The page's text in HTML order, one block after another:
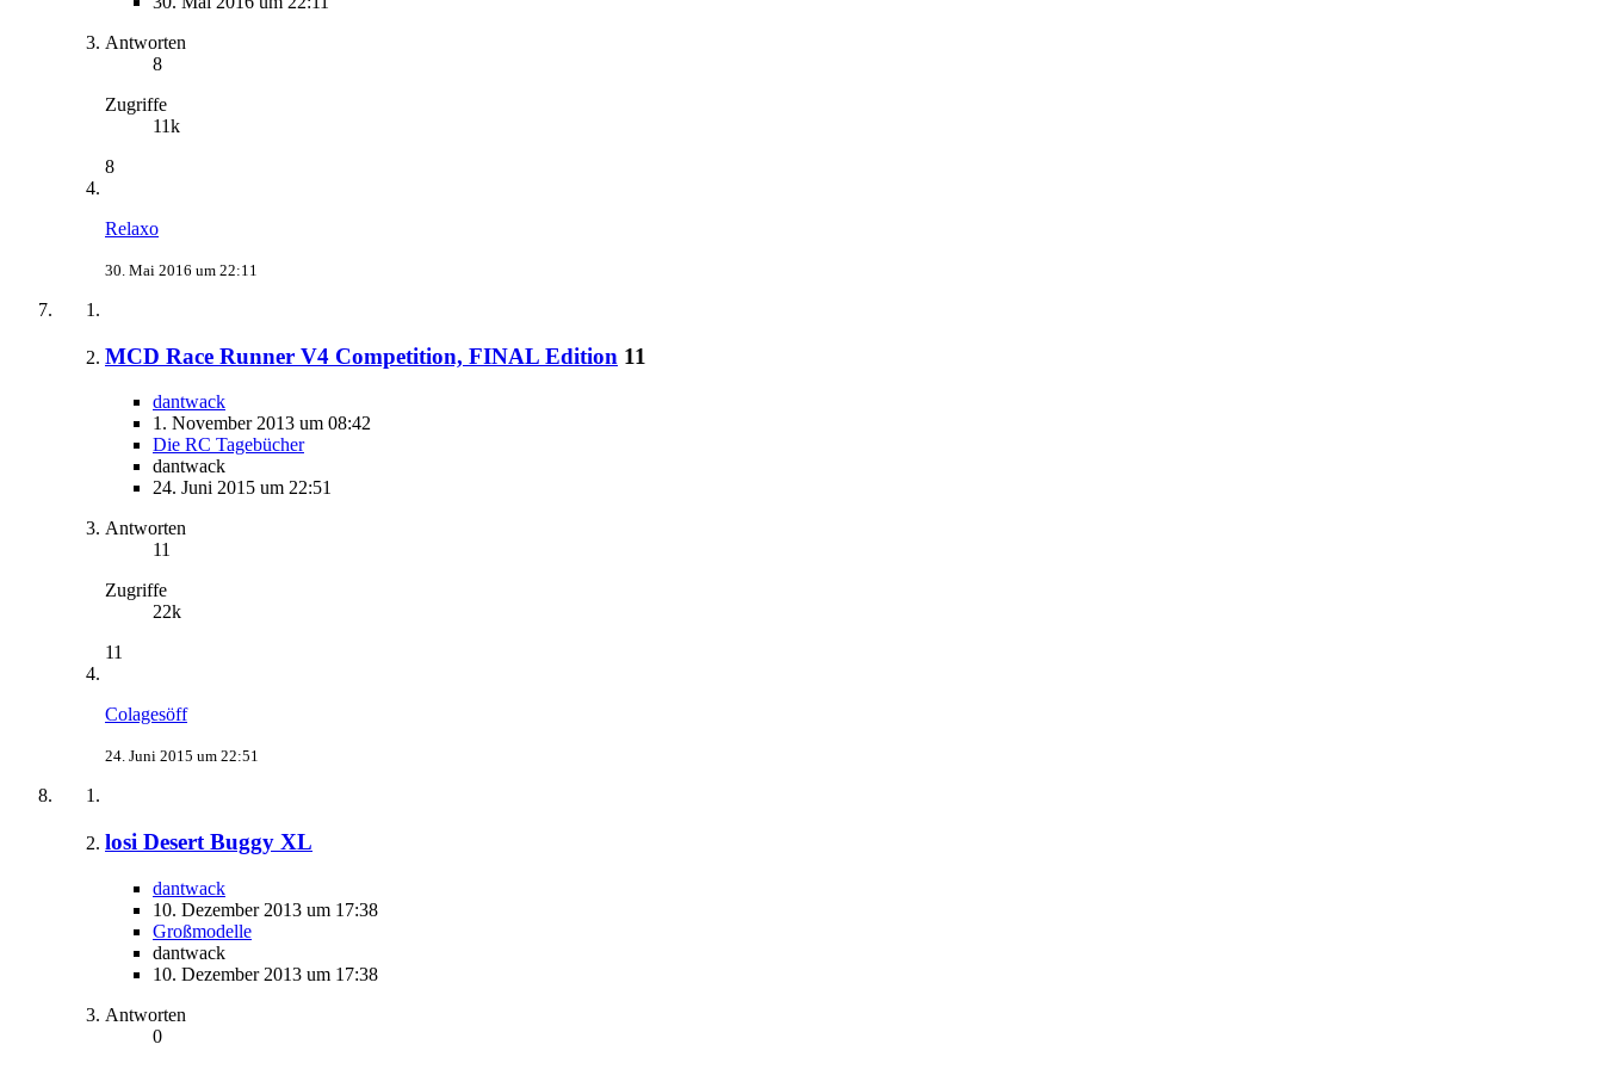
Antworten
8
Zugriffe
11k
8
Relaxo
30. Mai 2016 um 22:11
MCD Race Runner V4 Competition, FINAL Edition 11
dantwack
1. November 2013 um 08:42
Die RC Tagebücher
dantwack
24. Juni 2015 um 22:51
Antworten
11
Zugriffe
22k
11
Colagesöff
24. Juni 2015 um 22:51
losi Desert Buggy XL
dantwack
10. Dezember 2013 um 17:38
Großmodelle
dantwack
10. Dezember 2013 um 17:38
Antworten
0